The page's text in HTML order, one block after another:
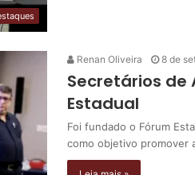
Renan Oliveira 8 de
Secretários de
Estadual
Foi fundado o Fórum
como objetivo promover